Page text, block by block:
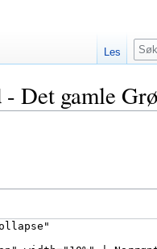
Det gamle
Les